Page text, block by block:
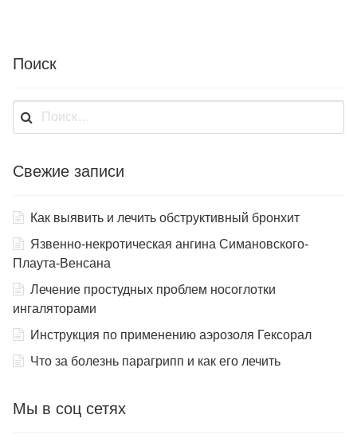
Поиск
Найти:
Свежие записи
Как выявить и лечить обструктивный бронхит
Язвенно-некротическая ангина Симановского-
Плаута-Венсана
Лечение простудных проблем носоглотки
ингаляторами
Инструкция по применению аэрозоля Гексорал
Что за болезнь парагрипп и как его лечить
Мы в соц сетях